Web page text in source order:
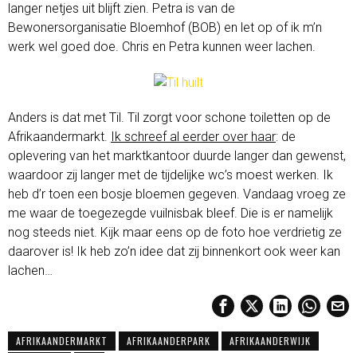
langer netjes uit blijft zien. Petra is van de
Bewonersorganisatie Bloemhof (BOB) en let op of ik m’n
werk wel goed doe. Chris en Petra kunnen weer lachen.
Anders is dat met Til. Til zorgt voor schone toiletten op de
Afrikaandermarkt.
Ik schreef al eerder over haar: de
oplevering van het marktkantoor duurde langer dan gewenst,
waardoor zij langer met de tijdelijke wc’s moest werken. Ik
heb d’r toen een bosje bloemen gegeven. Vandaag vroeg ze
me waar de toegezegde vuilnisbak bleef. Die is er namelijk
nog steeds niet. Kijk maar eens op de foto hoe verdrietig ze
daarover is! Ik heb zo’n idee dat zij binnenkort ook weer kan
lachen…
AFRIKAANDERMARKT AFRIKAANDERPARK
AFRIKAANDERWIJK